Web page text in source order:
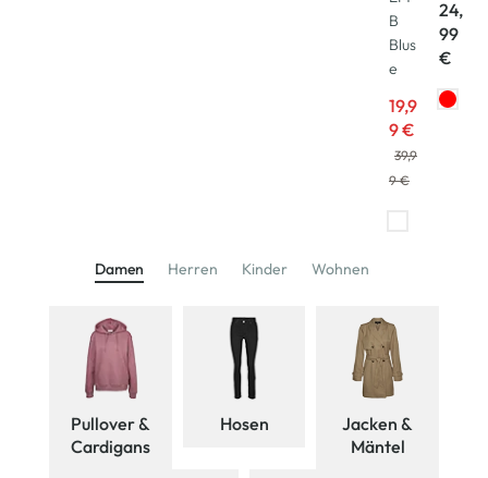
B
Blus
e
19,9
9 €
39,9
9 €
24,
99
€
Damen Herren Kinder Wohnen
Pullover &
Cardigans
Hosen
Jacken &
Mäntel